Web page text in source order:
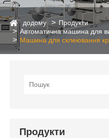
додому
Продукти
Автоматична машина для
Машина для склеювання
Продукти